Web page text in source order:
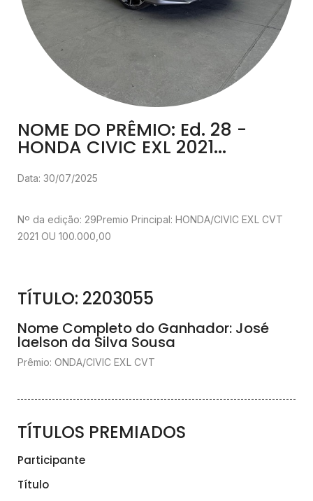
NOME DO PRÊMIO: Ed. 28 -
HONDA CIVIC EXL 2021...
Data: 30/07/2025
Nº da edição: 29Premio Principal: HONDA/CIVIC EXL CVT
2021 OU 100.000,00
TÍTULO: 2203055
Nome Completo do Ganhador: José
laelson da Silva Sousa
Prêmio: ONDA/CIVIC EXL CVT
TÍTULOS PREMIADOS
Participante
Título